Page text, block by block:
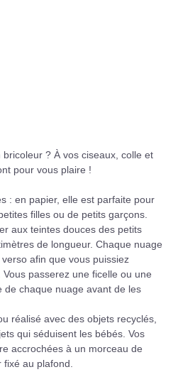
? À vos ciseaux, colle et
pour vous plaire !
: en papier, elle est parfaite pour
filles ou de petits garçons.
aux teintes douces des petits
de longueur. Chaque nuage
afin que vous puissiez
passerez une ficelle ou une
de chaque nuage avant de les
réalisé avec des objets recyclés,
qui séduisent les bébés. Vos
accrochées à un morceau de
au plafond.